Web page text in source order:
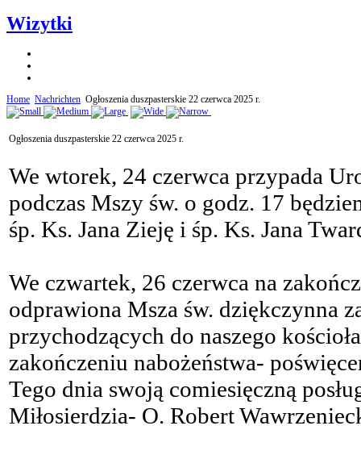
Wizytki
Home Nachrichten Ogłoszenia duszpasterskie 22 czerwca 2025 r.
Ogłoszenia duszpasterskie 22 czerwca 2025 r.
We wtorek, 24 czerwca przypada
podczas Mszy św. o godz. 17
śp. Ks. Jana Zieję i śp. Ks. Jana
We czwartek, 26 czerwca na
odprawiona Msza św. dziękczynna
przychodzących do naszego
zakończeniu nabożeństwa-
Tego dnia swoją comiesięczną
Miłosierdzia- O. Robert